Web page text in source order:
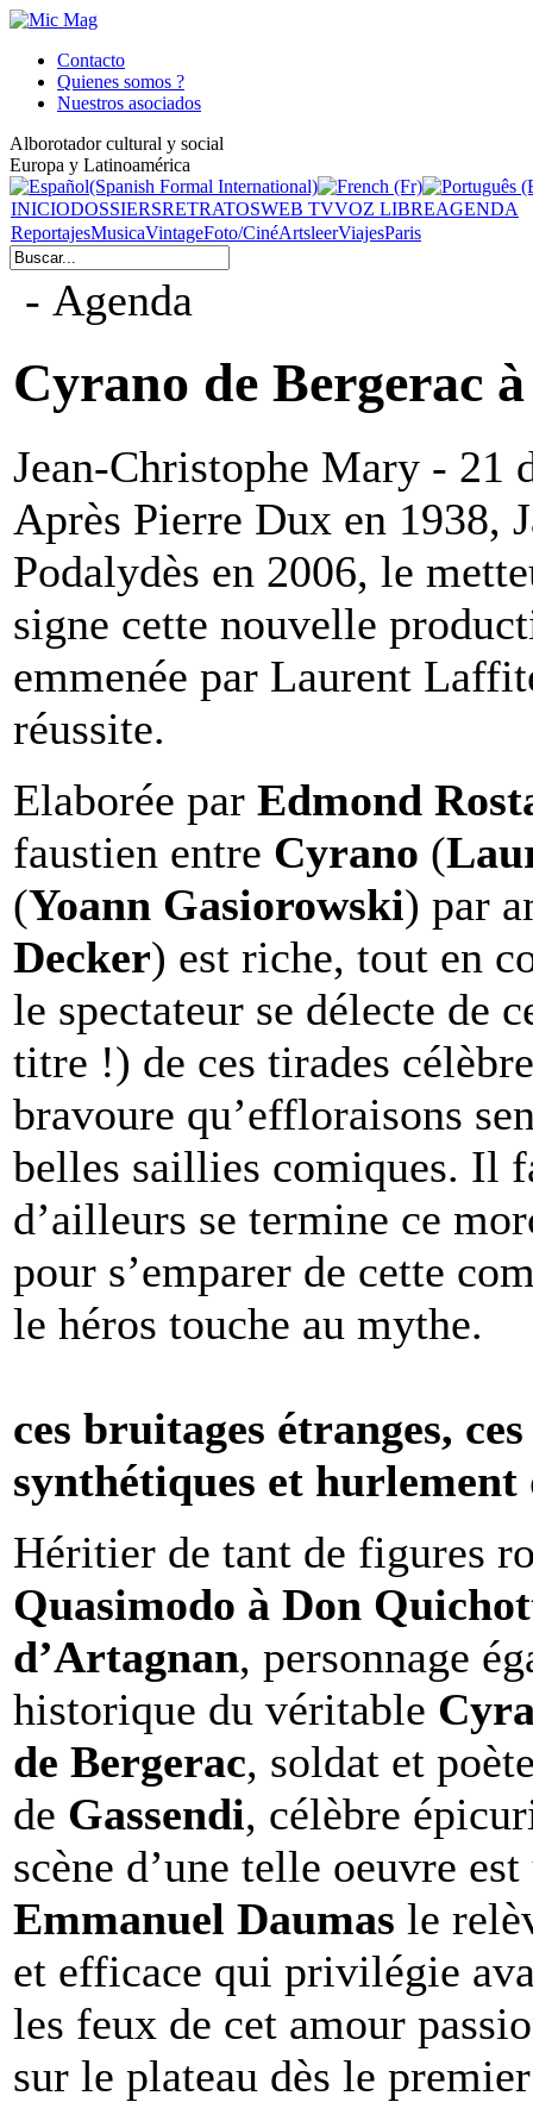
Contacto
Quienes somos ?
Nuestros asociados
Alborotador cultural y social
Europa y Latinoamérica
INICIODOSSIERSRETRATOSWEB TVVOZ LIBREAGENDA
ReportajesMusicaVintageFoto/CinéArtsleerViajesParis
- Agenda
Cyrano de Bergerac
Jean-Christophe Mary - 21
Après Pierre Dux en 1938,
Podalydès en 2006, le
signe cette nouvelle
emmenée par Laurent
réussite.
Elaborée par Edmond
faustien entre Cyrano (
(Yoann Gasiorowski) par
Decker) est riche, tout en
le spectateur se délecte de
titre !) de ces tirades
bravoure qu’effloraisons
belles saillies comiques. Il
d’ailleurs se termine ce
pour s’emparer de cette
le héros touche au mythe.
ces bruitages étranges,
synthétiques et hurlement
Héritier de tant de figures
Quasimodo à Don
d’Artagnan, personnage
historique du véritable
de Bergerac, soldat et
de Gassendi, célèbre
scène d’une telle oeuvre
Emmanuel Daumas le
et efficace qui privilégie
les feux de cet amour
sur le plateau dès le